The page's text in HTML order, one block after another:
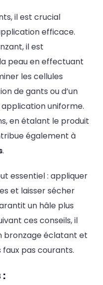
il est crucial
efficace.
il est
peau en effectuant
les cellules
de gants ou d’un
uniforme.
en étalant le produit
également à
.
essentiel : appliquer
et laisser sécher
un hâle plus
ces conseils, il
bronzage éclatant et
pas courants.